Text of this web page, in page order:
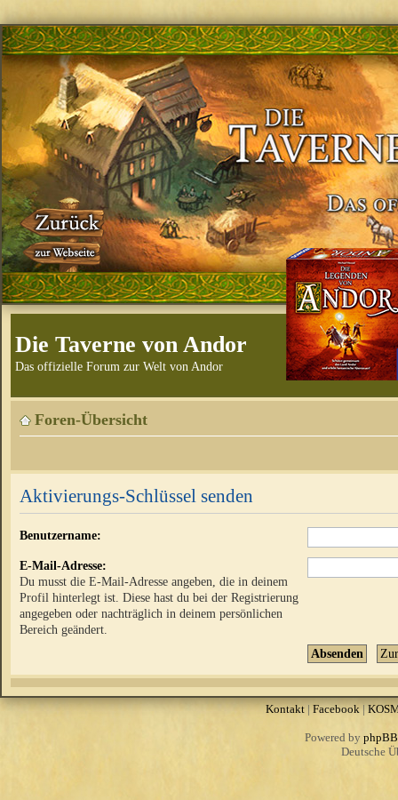
Die Taverne von Andor
Das offizielle Forum zur Welt von Andor
Foren-Übersicht
Aktivierungs-Schlüssel senden
Benutzername:
E-Mail-Adresse:
Du musst die E-Mail-Adresse angeben, die in deinem
Profil hinterlegt ist. Diese hast du bei der Registrierung
angegeben oder nachträglich in deinem persönlichen
Bereich geändert.
Kontakt| Facebook |
Powered by phpBB
Deutsche